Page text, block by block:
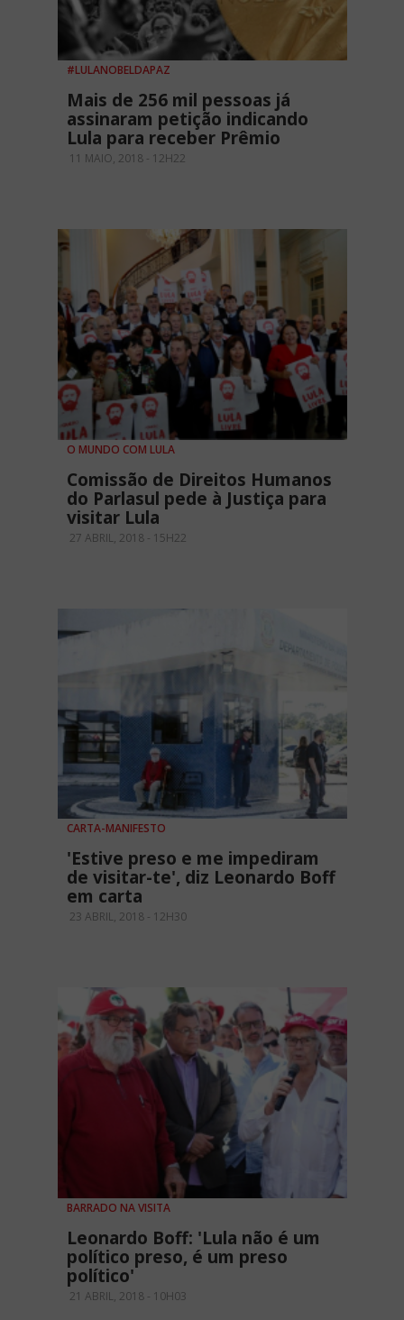
#LULANOBELDAPAZ
Mais de 256 mil pessoas já
assinaram petição indicando
Lula para receber Prêmio
11 MAIO, 2018 - 12H22
O MUNDO COM LULA
Comissão de Direitos Humanos
do Parlasul pede à Justiça para
visitar Lula
27 ABRIL, 2018 - 15H22
CARTA-MANIFESTO
'Estive preso e me impediram
de visitar-te', diz Leonardo Boff
em carta
23 ABRIL, 2018 - 12H30
BARRADO NA VISITA
Leonardo Boff: 'Lula não é um
político preso, é um preso
político'
21 ABRIL, 2018 - 10H03